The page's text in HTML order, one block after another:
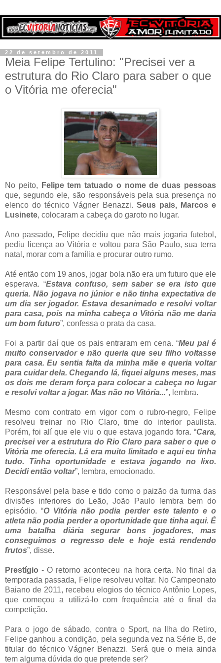
22 de setembro de 2011
Meia Felipe Tertulino: "Precisei ver a
estrutura do Rio Claro para saber o que
o Vitória me oferecia"
No peito,
Felipe tem tatuado o nome de duas pessoas
que, segundo ele, são responsáveis pela sua presença no
elenco do técnico Vágner Benazzi. Seus pais, Marcos e
Lusinete, colocaram a cabeça do garoto no lugar.
Ano passado, Felipe decidiu que não mais jogaria futebol,
pediu licença ao Vitória e voltou para São Paulo, sua terra
natal, morar com a família e procurar outro rumo.
Até então com 19 anos, jogar bola não era um futuro que ele
esperava. “Estava confuso, sem saber se era isto que
queria. Não jogava no júnior e não tinha expectativa de
um dia ser jogador. Estava desanimado e resolvi voltar
para casa, pois na minha cabeça o Vitória não me daria
um bom futuro”, confessa o prata da casa.
Foi a partir daí que os pais entraram em cena. “Meu pai é
muito conservador e não queria que seu filho voltasse
para casa. Eu sentia falta da minha mãe e queria voltar
para cuidar dela. Chegando lá, fiquei alguns meses, mas
os dois me deram força para colocar a cabeça no lugar
e resolvi voltar a jogar. Mas não no Vitória...”, lembra.
Mesmo com contrato em vigor com o rubro-negro, Felipe
resolveu treinar no Rio Claro, time do interior paulista.
Porém, foi alí que ele viu o que estava jogando fora. “Cara,
precisei ver a estrutura do Rio Claro para saber o que o
Vitória me oferecia. Lá era muito limitado e aqui eu tinha
tudo. Tinha oportunidade e estava jogando no lixo.
Decidi então voltar”, lembra, emocionado.
Responsável pela base e tido como o paizão da turma das
divisões inferiores do Leão, João Paulo lembra bem do
episódio. “O Vitória não podia perder este talento e o
atleta não podia perder a oportunidade que tinha aqui. É
uma batalha diária segurar bons jogadores, mas
conseguimos o regresso dele e hoje está rendendo
frutos”, disse.
Prestígio - O retorno aconteceu na hora certa. No final da
temporada passada, Felipe resolveu voltar. No Campeonato
Baiano de 2011, recebeu elogios do técnico Antônio Lopes,
que começou a utilizá-lo com frequência até o final da
competição.
Para o jogo de sábado, contra o Sport, na Ilha do Retiro,
Felipe ganhou a condição, pela segunda vez na Série B, de
titular do técnico Vágner Benazzi. Será que o meia ainda
tem alguma dúvida do que pretende ser?